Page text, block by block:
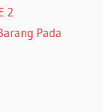
2
Pada